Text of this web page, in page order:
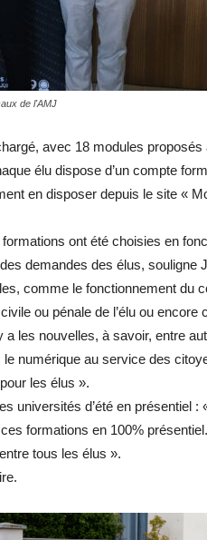
de l'AMJ
avec 18 modules proposés
élu dispose d’un compte
en disposer depuis le site «
ont été choisies en
demandes des élus, souligne
comme le fonctionnement du
ou pénale de l’élu ou encore
les nouvelles, à savoir, entre
numérique au service des
les élus ».
universités d’été en présentiel :
formations en 100%
tous les élus ».